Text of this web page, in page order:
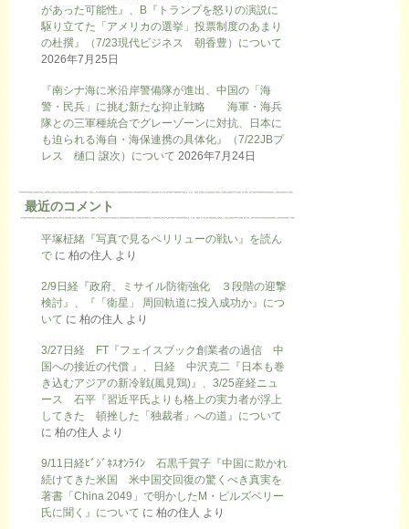
があった可能性』、B『トランプを怒りの演説に
駆り立てた「アメリカの選挙」投票制度のあまり
の杜撰』（7/23現代ビジネス 朝香豊）について
2026年7月25日
『南シナ海に米沿岸警備隊が進出、中国の「海
警・民兵」に挑む新たな抑止戦略 海軍・海兵
隊との三軍種統合でグレーゾーンに対抗、日本に
も迫られる海自・海保連携の具体化』（7/22JBプ
レス 樋口 譲次）について 2026年7月24日
最近のコメント
平塚柾緒『写真で見るペリリューの戦い』を読ん
で に 柏の住人 より
2/9日経『政府、ミサイル防衛強化 ３段階の迎撃
検討』、『「衛星」 周回軌道に投入成功か』につ
いて に 柏の住人 より
3/27日経 FT『フェイスブック創業者の過信 中
国への接近の代償 』、日経 中沢克二『日本も巻
き込むアジアの新冷戦(風見鶏)』、3/25産経ニュ
ース 石平『習近平氏よりも格上の実力者が浮上
してきた 頓挫した「独裁者」への道』について
に 柏の住人 より
9/11日経ﾋﾞｼﾞﾈｽｵﾝﾗｲﾝ 石黒千賀子『中国に欺かれ
続けてきた米国 米中国交回復の驚くべき真実を
著書「China 2049」で明かしたM・ピルズベリー
氏に聞く』について に 柏の住人 より